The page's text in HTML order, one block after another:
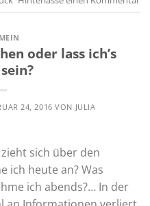
oder lass ich’s
24, 2016 VON JULIA
sich über den
ich heute an? Was
ich abends?… In der